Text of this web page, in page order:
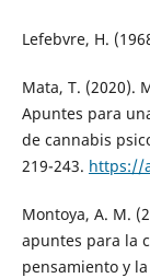
Lefebvre, H.
Mata, T. (2020).
Apuntes para
de cannabis
219-243. https://
Montoya, A. M.
apuntes para la
pensamiento y